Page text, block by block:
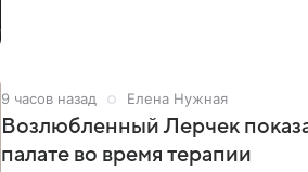
9 часов назад Елена Нужная
Возлюбленный Лерчек
палате во время терапии